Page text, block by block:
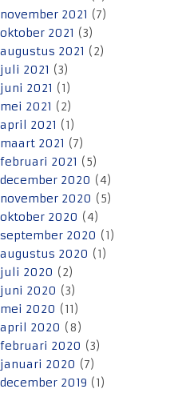
november 2021 (7)
oktober 2021 (3)
augustus 2021 (2)
juli 2021 (3)
juni 2021 (1)
mei 2021 (2)
april 2021 (1)
maart 2021 (7)
februari 2021 (5)
december 2020 (4)
november 2020 (5)
oktober 2020 (4)
september 2020 (1)
augustus 2020 (1)
juli 2020 (2)
juni 2020 (3)
mei 2020 (11)
april 2020 (8)
februari 2020 (3)
januari 2020 (7)
december 2019 (1)